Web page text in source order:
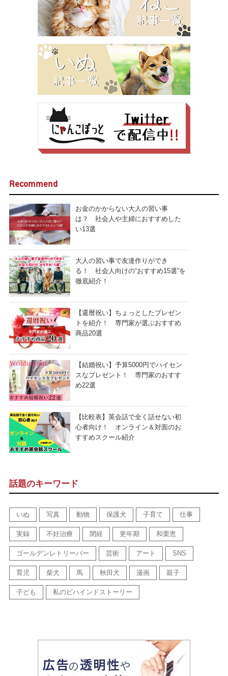
Recommend
お金のかからない大人の習い事
は？ 社会人や主婦におすすめした
い13選
大人の習い事で友達作りができ
る！ 社会人向けの“おすすめ15選”を
徹底紹介！
【還暦祝い】ちょっとしたプレゼン
トを紹介！ 専門家が選ぶおすすめ
商品20選
【結婚祝い】予算5000円でハイセン
スなプレゼント！ 専門家のおすす
め22選
【比較表】英会話で全く話せない初
心者向け！ オンライン＆対面のお
すすめスクール紹介
話題のキーワード
いぬ 写真 動物 保護犬 子育て 仕事
実録 不妊治療 閉経 更年期 和栗恵
ゴールデンレトリーバー 芸術 アート SNS
育児 柴犬 馬 秋田犬 漫画 親子
子ども 私のビハインドストーリー